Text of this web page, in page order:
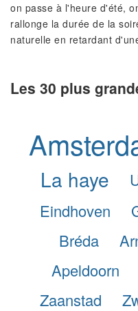
on passe à l'heure d'été,
rallonge la durée de la
naturelle en retardant
Les 30 plus
La haye
Eindhoven
Bréda
Apeldoorn
Zaanstad